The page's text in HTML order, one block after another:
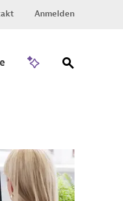
Anmelden